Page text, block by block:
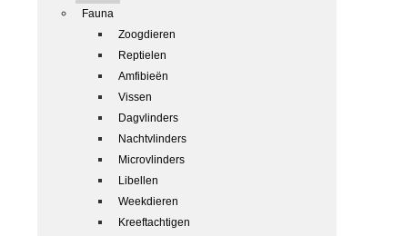
Fauna
Zoogdieren
Reptielen
Amfibieën
Vissen
Dagvlinders
Nachtvlinders
Microvlinders
Libellen
Weekdieren
Kreeftachtigen